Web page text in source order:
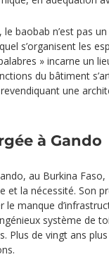
baobab n’est pas
s’organisent les
» incarne un
du bâtiment
une
à Gando
au Burkina
et la nécessité. Son
le manque
système de
Plus de vingt ans